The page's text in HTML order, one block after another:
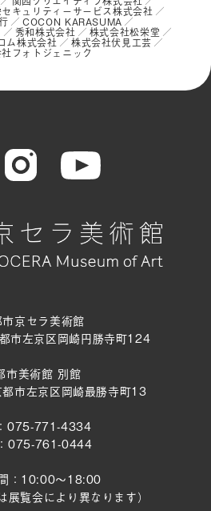
キュリティーサービス株式会社
COCON KARASUMA
秀和株式会社 株式会社松栄堂
ム株式会社 株式会社伏見工芸
フォトジェニック
京セラ美術館
市左京区岡崎円勝寺町124
市美術館 別館
市左京区岡崎最勝寺町13
075-771-4334
075-761-0444
：10:00～18:00
展覧会により異なります）